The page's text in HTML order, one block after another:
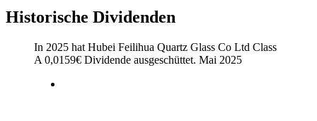
Historische Dividenden
In 2025 hat Hubei Feilihua Quartz Glass Co Ltd Class
A 0,0159€ Dividende ausgeschüttet. Mai 2025